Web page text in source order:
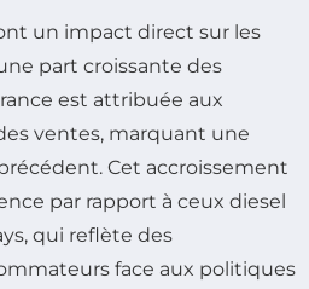
un impact direct sur les
part croissante des
est attribuée aux
ventes, marquant une
Cet accroissement
par rapport à ceux diesel
qui reflète des
face aux politiques